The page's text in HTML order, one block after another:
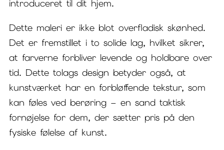
introduceret til dit hjem.
Dette maleri er ikke blot overfladisk skønhed.
Det er fremstillet i to solide lag, hvilket sikrer,
at farverne forbliver levende og holdbare over
tid. Dette tolags design betyder også, at
kunstværket har en forbløffende tekstur, som
kan føles ved berøring – en sand taktisk
fornøjelse for dem, der sætter pris på den
fysiske følelse af kunst.